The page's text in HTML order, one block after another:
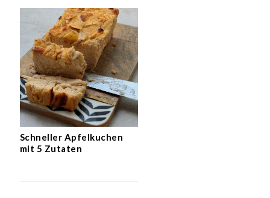
Schneller Apfelkuchen
mit 5 Zutaten